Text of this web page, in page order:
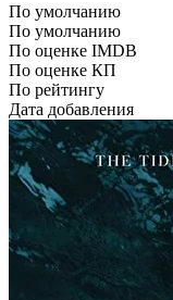
По умолчанию
По умолчанию
По оценке IMDB
По оценке КП
По рейтингу
Дата добавления